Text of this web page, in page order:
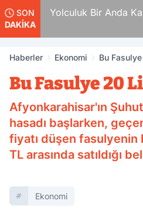
SON
DAKİKA
Yolculuk Bir Anda
Haberler Ekonomi Bu
Bu Fasulye 20
Afyonkarahisar'ın
hasadı başlarken,
fiyatı düşen fasulyenin
TL arasında satıldığı
Ekonomi